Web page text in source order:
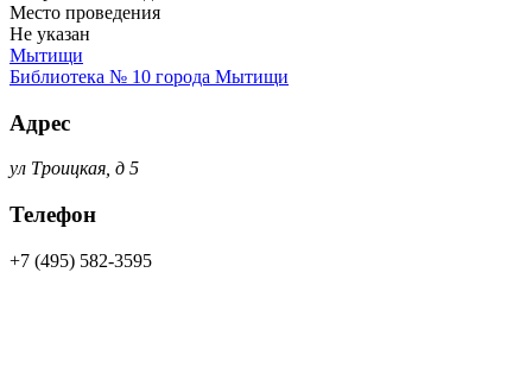
Место проведения
Не указан
Мытищи
Библиотека № 10 города Мытищи
Адрес
ул Троицкая, д 5
Телефон
+7 (495) 582-3595